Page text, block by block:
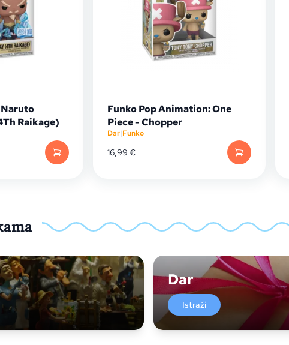
Naruto
Raikage)
Funko Pop Animation: One
Piece - Chopper
Dar|Funko
16,99 €
Dar
Istraži